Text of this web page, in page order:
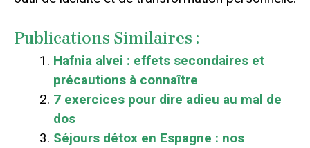
Publications Similaires :
Hafnia alvei : effets secondaires et
précautions à connaître
7 exercices pour dire adieu au mal de
dos
Séjours détox en Espagne : nos